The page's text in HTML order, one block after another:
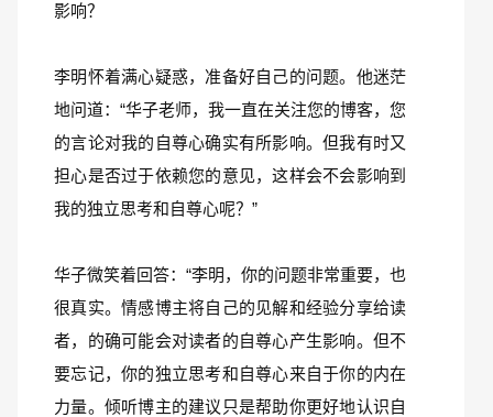
影响？
李明怀着满心疑惑，准备好自己的问题。他迷茫
地问道：“华子老师，我一直在关注您的博客，您
的言论对我的自尊心确实有所影响。但我有时又
担心是否过于依赖您的意见，这样会不会影响到
我的独立思考和自尊心呢？”
华子微笑着回答：“李明，你的问题非常重要，也
很真实。情感博主将自己的见解和经验分享给读
者，的确可能会对读者的自尊心产生影响。但不
要忘记，你的独立思考和自尊心来自于你的内在
力量。倾听博主的建议只是帮助你更好地认识自